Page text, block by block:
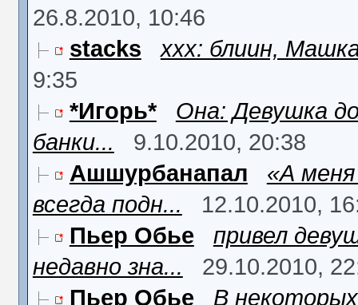
26.8.2010, 10:46
stacks
ххх: блиин,
9:35
*Игорь*
Она: Девушка
банки...
9.10.2010, 20:38
Ашшурбанапал
«А
всегда подн...
12.10.2010,
Пьер Обье
привел
недавно зна...
29.10.2010,
Пьер Обье
В